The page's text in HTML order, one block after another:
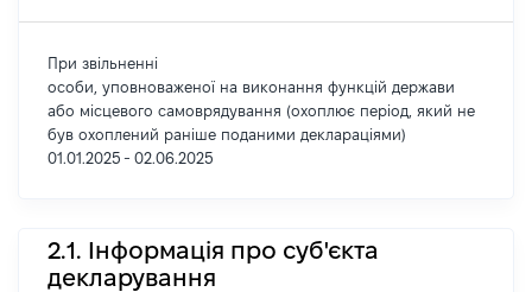
При звільненні
особи, уповноваженої на виконання функцій держави
або місцевого самоврядування (охоплює період, який не
був охоплений раніше поданими деклараціями)
01.01.2025 - 02.06.2025
2.1. Інформація про суб'єкта
декларування